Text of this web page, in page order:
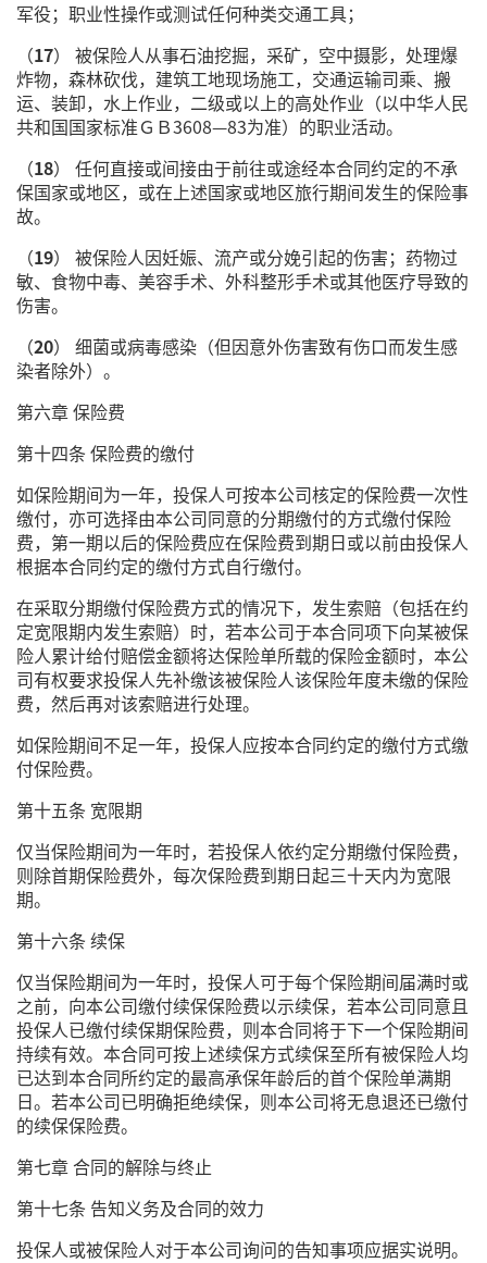
军役；职业性操作或测试任何种类交通工具；
（17） 被保险人从事石油挖掘，采矿，空中摄影，处理爆
炸物，森林砍伐，建筑工地现场施工，交通运输司乘、搬
运、装卸，水上作业，二级或以上的高处作业（以中华人民
共和国国家标准ＧＢ3608—83为准）的职业活动。
（18） 任何直接或间接由于前往或途经本合同约定的不承
保国家或地区，或在上述国家或地区旅行期间发生的保险事
故。
（19） 被保险人因妊娠、流产或分娩引起的伤害；药物过
敏、食物中毒、美容手术、外科整形手术或其他医疗导致的
伤害。
（20） 细菌或病毒感染（但因意外伤害致有伤口而发生感
染者除外）。
第六章 保险费
第十四条 保险费的缴付
如保险期间为一年，投保人可按本公司核定的保险费一次性
缴付，亦可选择由本公司同意的分期缴付的方式缴付保险
费，第一期以后的保险费应在保险费到期日或以前由投保人
根据本合同约定的缴付方式自行缴付。
在采取分期缴付保险费方式的情况下，发生索赔（包括在约
定宽限期内发生索赔）时，若本公司于本合同项下向某被保
险人累计给付赔偿金额将达保险单所载的保险金额时，本公
司有权要求投保人先补缴该被保险人该保险年度未缴的保险
费，然后再对该索赔进行处理。
如保险期间不足一年，投保人应按本合同约定的缴付方式缴
付保险费。
第十五条 宽限期
仅当保险期间为一年时，若投保人依约定分期缴付保险费，
则除首期保险费外，每次保险费到期日起三十天内为宽限
期。
第十六条 续保
仅当保险期间为一年时，投保人可于每个保险期间届满时或
之前，向本公司缴付续保保险费以示续保，若本公司同意且
投保人已缴付续保期保险费，则本合同将于下一个保险期间
持续有效。本合同可按上述续保方式续保至所有被保险人均
已达到本合同所约定的最高承保年龄后的首个保险单满期
日。若本公司已明确拒绝续保，则本公司将无息退还已缴付
的续保保险费。
第七章 合同的解除与终止
第十七条 告知义务及合同的效力
投保人或被保险人对于本公司询问的告知事项应据实说明。